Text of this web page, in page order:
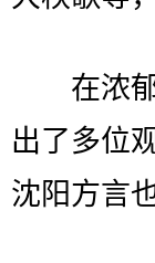
在浓郁
出了多位
沈阳方言